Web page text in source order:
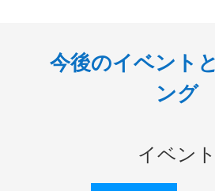
今後のイベント
ング
イベント